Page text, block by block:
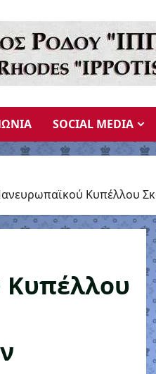
SOCIAL MEDIA
Κυπέλλου
Κυπέλλου